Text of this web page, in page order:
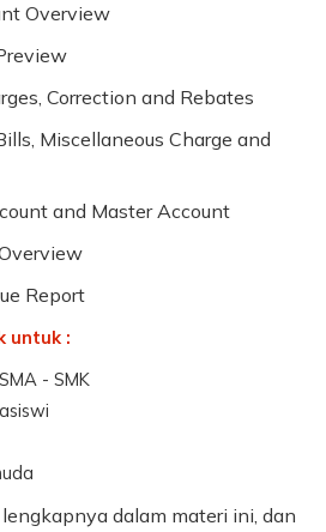
Overview
Correction and Rebates
Miscellaneous Charge and
and Master Account
Report
untuk :
- SMK
dalam materi ini, dan